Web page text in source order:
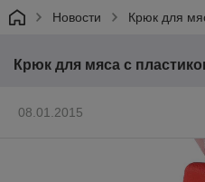
Новости Крюк для
Крюк для мяса с
08.01.2015